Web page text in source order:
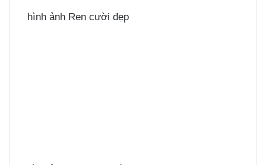
hình ảnh Ren cười đẹp